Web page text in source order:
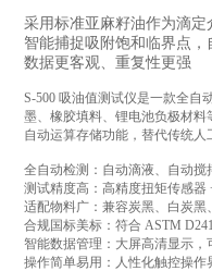
采用标准亚麻籽油作为滴
智能捕捉吸附饱和临界点
数据更客观、重复性更强
S-500 吸油值测试仪是一款全自
墨、橡胶填料、锂电池负极材
自动运算存储功能，替代传统
全自动检测：自动滴液、自动
测试精度高：高精度扭矩传感
适配物料广：兼容炭黑、白炭
合规国标美标：符合 ASTM
智能数据管理：大屏高清显示
操作简单易用：人性化触控操